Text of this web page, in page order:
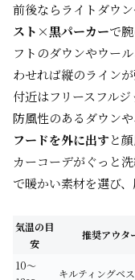
前後ならライトダウ
スト×黒パーカーで
フトのダウンやウール
わせれば縦のライン
付近はフリースフル
防風性のあるダウン
フードを外に出すと
カーコーデがぐっと
で暖かい素材を選び、
気温の目
安
推奨アウタ
10〜
キルティングベ